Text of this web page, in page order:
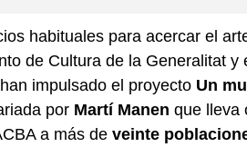
habituales para acercar el
de Cultura de la Generalitat y
impulsado el proyecto Un
por Martí Manen que lleva
a más de veinte